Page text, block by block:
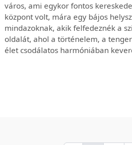
város, ami egykor fontos
központ volt, mára egy bájos
mindazoknak, akik felfedeznék a
oldalát, ahol a történelem, a
élet csodálatos harmóniában